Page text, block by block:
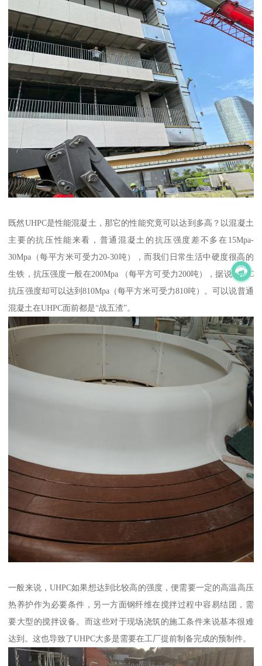
既然UHPC是性能混凝土，那它的性能究竟可以达到多高？以混凝土
主要的抗压性能来看，普通混凝土的抗压强度差不多在15Mpa-
30Mpa（每平方米可受力20-30吨），而我们日常生活中硬度很高的
生铁，抗压强度一般在200Mpa （每平方可受力200吨），据说UHPC
抗压强度却可以达到810Mpa（每平方米可受力810吨）。可以说普通
混凝土在UHPC面前都是“战五渣”。
一般来说，UHPC如果想达到比较高的强度，便需要一定的高温高压
热养护作为必要条件，另一方面钢纤维在搅拌过程中容易结团，需
要大型的搅拌设备。而这些对于现场浇筑的施工条件来说基本很难
达到。这也导致了UHPC大多是需要在工厂提前制备完成的预制件。